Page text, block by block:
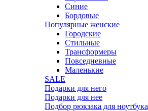
Синие
Бордовые
Популярные женские
Городские
Стильные
Трансформеры
Повседневные
Маленькие
SALE
Подарки для него
Подарки для нее
Подбор рюкзака для ноутбука